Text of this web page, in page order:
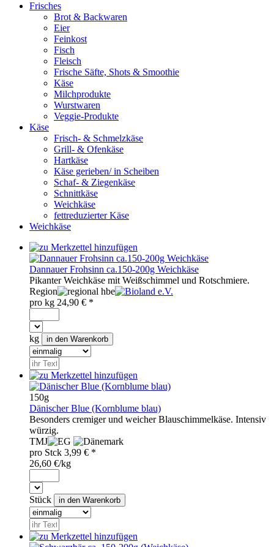
Frisches
Brot & Backwaren
Eier
Feinkost
Fisch
Fleisch
Frische Säfte, Shots & Smoothie
Käse
Milchprodukte
Wurstwaren
Veggie-Produkte
Käse
Frisch- & Schmelzkäse
Grill- & Ofenkäse
Hartkäse
Käse gerieben/ in Scheiben
Schaf- & Ziegenkäse
Schnittkäse
Weichkäse
fettreduzierter Käse
Weichkäse
Dannauer Frohsinn ca.150-200g Weichkäse
Pikanter Weichkäse mit Weißschimmel und Rotschmiere.
Region
hbe
pro kg 24,90 € *
kg
150g
Dänischer Blue (Kornblume blau)
Besonders cremiger und weicher Blauschimmelkäse. Intensiv
würzig.
TMJ
pro Stck 3,99 € *
26,60 €/kg
Stück